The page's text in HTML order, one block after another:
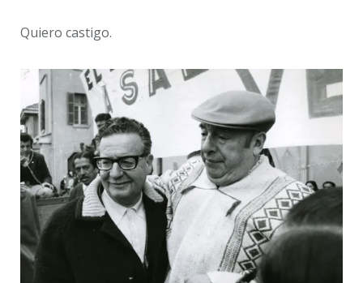
Quiero castigo.